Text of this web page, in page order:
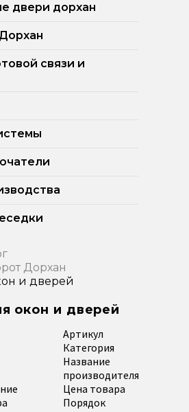
двери дорхан
связи и
Дорхан
и дверей
окон и дверей
Артикул
Категория
Название
производителя
Цена товара
Порядок